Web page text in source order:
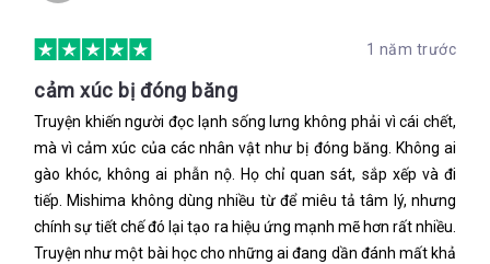
1 năm trước
cảm xúc bị đóng băng
Truyện khiến người đọc lạnh sống lưng không phải vì cái chết,
mà vì cảm xúc của các nhân vật như bị đóng băng. Không ai
gào khóc, không ai phẫn nộ. Họ chỉ quan sát, sắp xếp và đi
tiếp. Mishima không dùng nhiều từ để miêu tả tâm lý, nhưng
chính sự tiết chế đó lại tạo ra hiệu ứng mạnh mẽ hơn rất nhiều.
Truyện như một bài học cho những ai đang dần đánh mất khả